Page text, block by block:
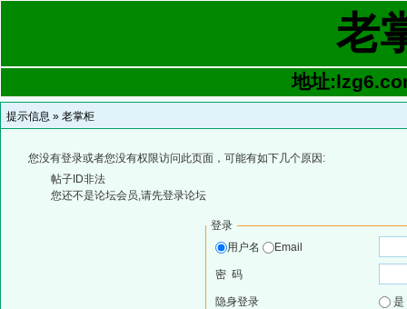
老
地址
提示信息 » 老掌柜
您没有登录或者您没有权限访问此页面，可能有如下几个原因:
帖子ID非法
您还不是论坛会员,请先登录论坛
登录
用户名
Email
密 码
隐身登录